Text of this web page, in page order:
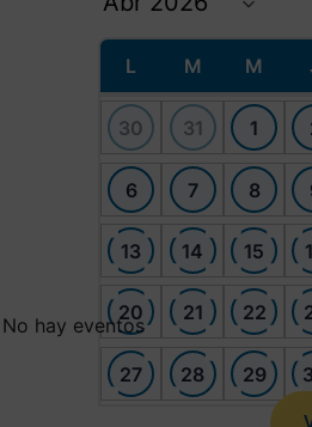
L M M
30 31 1
6 7 8
13 14 15
20 21 22
27 28 29
No hay eventos